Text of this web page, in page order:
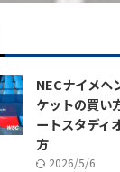
NECナイメヘ
ケットの買い
ートスタディ
方
2026/5/6